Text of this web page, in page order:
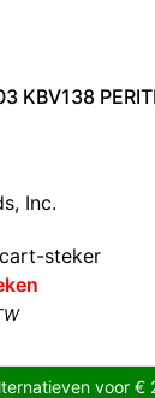
KBV138
Inc.
steker
voor €